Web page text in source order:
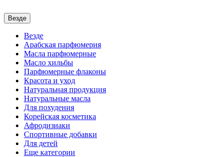
Везде
Везде
Арабская парфюмерия
Масла парфюмерные
Масло хильбы
Парфюмерные флаконы
Красота и уход
Натуральная продукция
Натуральные масла
Для похудения
Корейская косметика
Афродизиаки
Спортивные добавки
Для детей
Еще категории